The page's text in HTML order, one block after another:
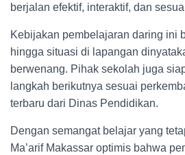
berjalan efektif, interaktif, dan
Kebijakan pembelajaran daring ini
hingga situasi di lapangan
berwenang. Pihak sekolah juga
langkah berikutnya sesuai
terbaru dari Dinas Pendidikan.
Dengan semangat belajar yang
Ma’arif Makassar optimis bahwa